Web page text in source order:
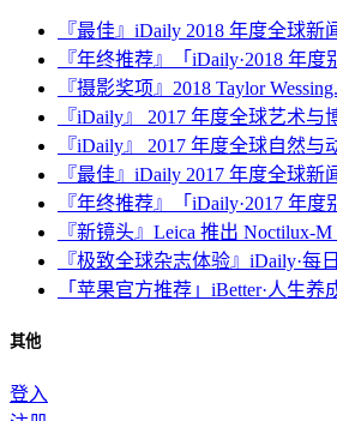
『最佳』iDaily 2018 年度全球新
『年终推荐』「iDaily·2018 年度
『摄影奖项』2018 Taylor
『iDaily』 2017 年度全球艺术与
『iDaily』 2017 年度全球自然与
『最佳』iDaily 2017 年度全球新
『年终推荐』「iDaily·2017 年度
『新镜头』Leica 推出 Noctilux-M
『极致全球杂志体验』iDaily·每
「苹果官方推荐」iBetter·人生养
其他
登入